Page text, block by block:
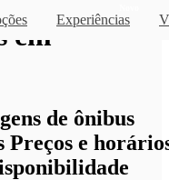
Experiências
em
de ônibus
Preços e